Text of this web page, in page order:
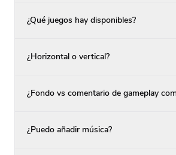
¿Qué juegos hay disponibles?
¿Horizontal o vertical?
¿Fondo vs comentario de gameplay
¿Puedo añadir música?